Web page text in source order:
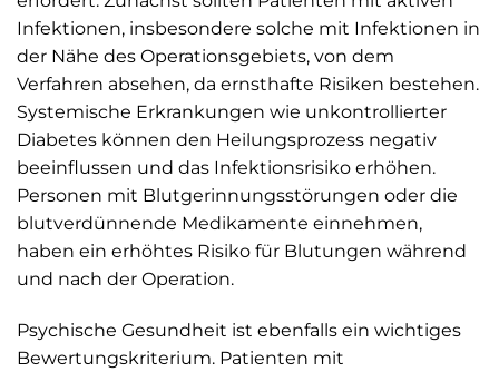
Infektionen, insbesondere solche mit Infektionen in
der Nähe des Operationsgebiets, von dem
Verfahren absehen, da ernsthafte Risiken bestehen.
Systemische Erkrankungen wie unkontrollierter
Diabetes können den Heilungsprozess negativ
beeinflussen und das Infektionsrisiko erhöhen.
Personen mit Blutgerinnungsstörungen oder die
blutverdünnende Medikamente einnehmen,
haben ein erhöhtes Risiko für Blutungen während
und nach der Operation.
Psychische Gesundheit ist ebenfalls ein wichtiges
Bewertungskriterium. Patienten mit